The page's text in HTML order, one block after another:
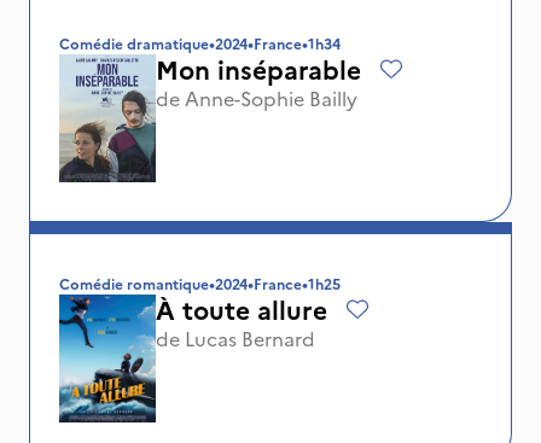
Comédie dramatique•2024•France•1h34
Mon inséparable
de Anne-Sophie Bailly
Comédie romantique•2024•France•1h25
À toute allure
de Lucas Bernard